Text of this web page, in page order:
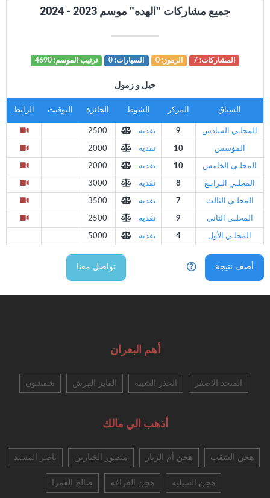
جميع مشاركات "الهده" موسم 2023 - 2024
المشاركات: 7 الرموز: 0 السيارات: 0 ترتيب الموسم: 4690
حيل و زمول
السباق المركز الشوط الجائزة التوقيت الرابط
المحلـي السادس 9 نقديه 2500
المؤسس 10 نقديه 2000
المحلـي الخامس 10 نقديه 2000
المحلـي الـرابـع 8 نقديه 3000
المحلـي الثالث 7 نقديه 3500
المحلـي الثاني 9 نقديه 2500
المحلـي الأول 4 نقديه 5000
تواصل معنا أضف نتيجة
أهم البعران
المتحد الاصفر الحذر الشيبه الفايز الهرش شمشون
أذهب الي مالك
هجن الشقب هجن أم الزبار منصور الخيارين ناصر المسند
هجن السيليه هجن الغرافه صالح القمرا